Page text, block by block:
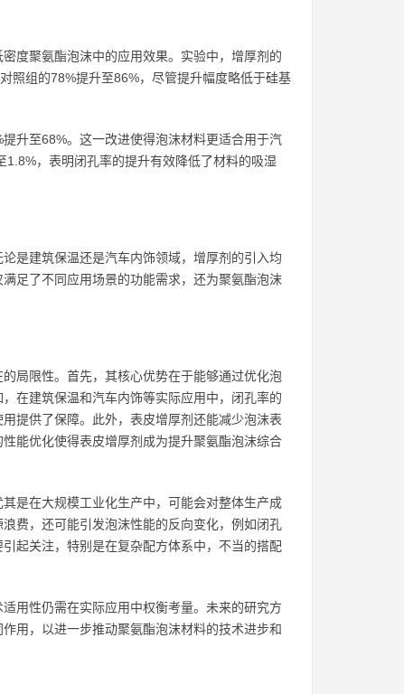
度聚氨酯泡沫中的应用效果。实验中，增厚剂的
照组的78%提升至86%，尽管提升幅度略低于硅基
升至68%。这一改进使得泡沫材料更适合用于汽
，表明闭孔率的提升有效降低了材料的吸湿
是建筑保温还是汽车内饰领域，增厚剂的引入均
足了不同应用场景的功能需求，还为聚氨酯泡沫
局限性。首先，其核心优势在于能够通过优化泡
在建筑保温和汽车内饰等实际应用中，闭孔率的
提供了保障。此外，表皮增厚剂还能减少泡沫表
能优化使得表皮增厚剂成为提升聚氨酯泡沫综合
是在大规模工业化生产中，可能会对整体生产成
费，还可能引发泡沫性能的反向变化，例如闭孔
起关注，特别是在复杂配方体系中，不当的搭配
用性仍需在实际应用中权衡考量。未来的研究方
用，以进一步推动聚氨酯泡沫材料的技术进步和